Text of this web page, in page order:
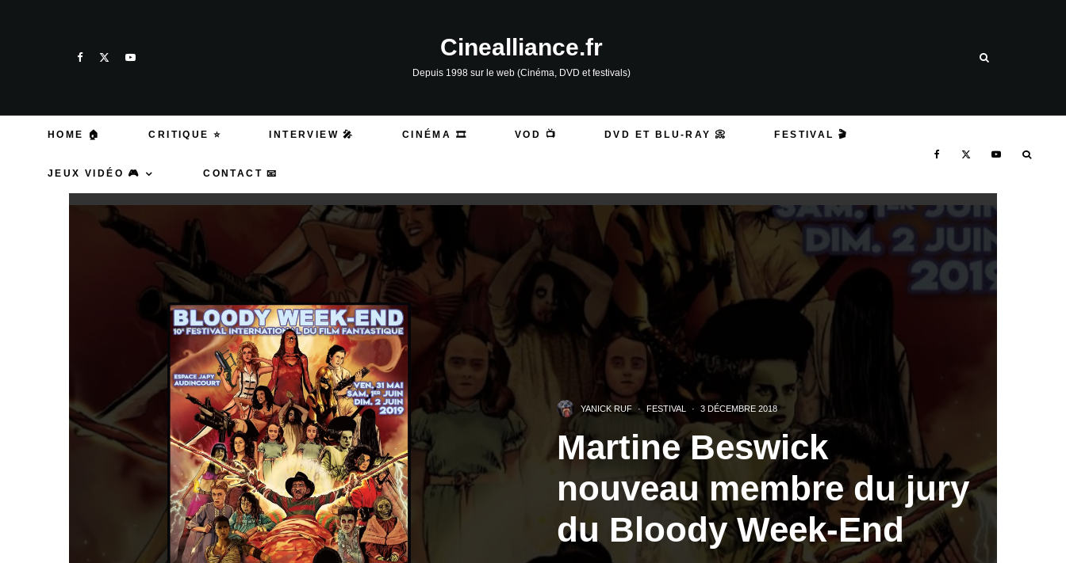
Cinealliance.fr
Depuis 1998 sur le web (Cinéma, DVD et festivals)
HOME 🏠 CRITIQUE ⭐ INTERVIEW 🎤 CINÉMA 🎞️ VOD 📺 DVD ET BLU-RAY 📀 FESTIVAL 🎬
JEUX VIDÉO 🎮 CONTACT 📧
YANICK RUF · FESTIVAL · 3 DÉCEMBRE 2018
Martine Beswick
nouveau membre du jury
du Bloody Week-End